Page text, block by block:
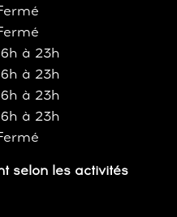
à 23h
à 23h
à 23h
à 23h
selon les activités